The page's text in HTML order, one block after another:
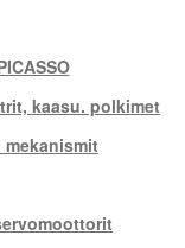
kaasu. polkimet
mekanismit